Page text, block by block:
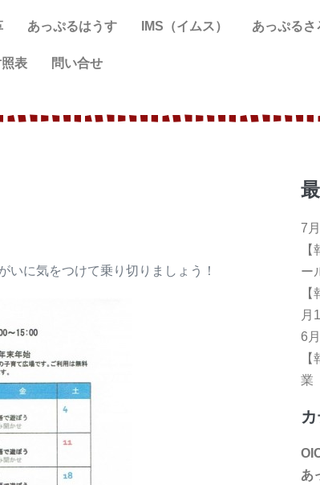
あっぷるはうす IMS（イムス） あっぷるさ
表 問い合せ
いに気をつけて乗り切りましょう！
7
ー
月
6
業
あ